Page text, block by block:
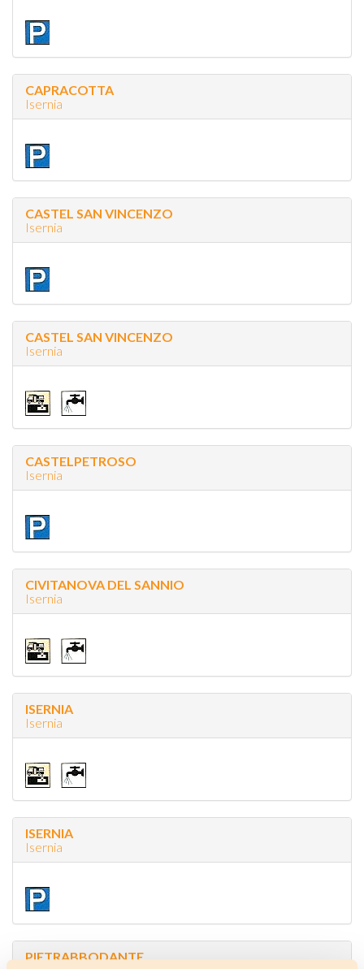
CAPRACOTTA
Isernia
CASTEL SAN VINCENZO
Isernia
CASTEL SAN VINCENZO
Isernia
CASTELPETROSO
Isernia
CIVITANOVA DEL SANNIO
Isernia
ISERNIA
Isernia
ISERNIA
Isernia
PIETRABBODANTE